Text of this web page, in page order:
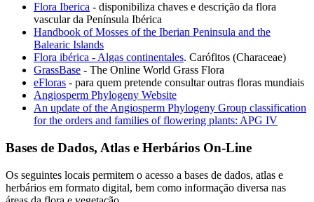
Flora Iberica - disponibiliza chaves e descrição da flora
vascular da Península Ibérica
Handbook of Mosses of the Iberian Peninsula and the
Balearic Islands
Flora ibérica - Algas continentales. Carófitos (Characeae)
GrassBase - The Online World Grass Flora
eFloras - para quem pretende consultar outras floras mundiais
Angiosperm Phylogeny Website
An update of the Angiosperm Phylogeny Group classification
for the orders and families of flowering plants: APG IV
Bases de Dados, Atlas e Herbários On-Line
Os seguintes locais permitem o acesso a bases de dados, atlas e
herbários em formato digital, bem como informação diversa nas